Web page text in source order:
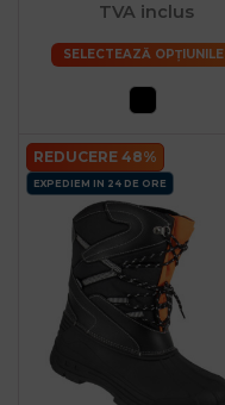
TVA inclus
SELECTEAZĂ OPȚIUNILE
REDUCERE 48%
EXPEDIEM IN 24 DE ORE